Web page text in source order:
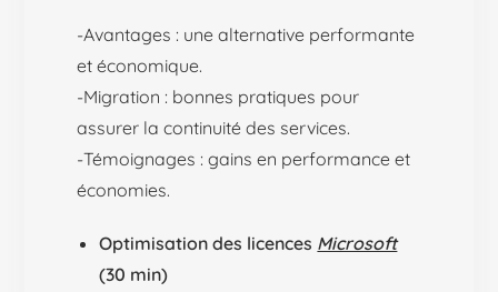
-Avantages : une alternative performante
et économique.
-Migration : bonnes pratiques pour
assurer la continuité des services.
-Témoignages : gains en performance et
économies.
Optimisation des licences Microsoft
(30 min)